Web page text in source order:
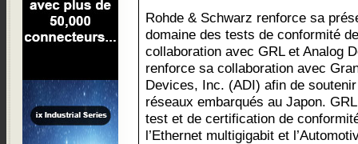
Rohde & Schwarz renforce sa
domaine des tests de conformité
collaboration avec GRL et Analog
renforce sa collaboration avec
Devices, Inc. (ADI) afin de
réseaux embarqués au Japon.
test et de certification de
l’Ethernet multigigabit et